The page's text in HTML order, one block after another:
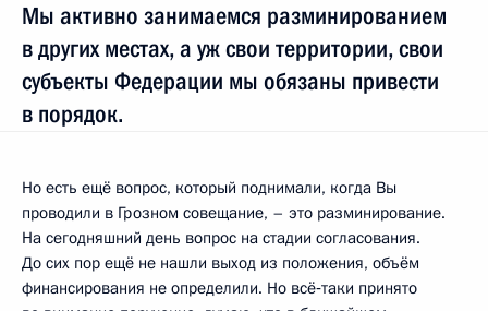
Мы активно занимаемся разминированием
в других местах, а уж свои территории, свои
субъекты Федерации мы обязаны привести
в порядок.
Но есть ещё вопрос, который поднимали, когда Вы
проводили в Грозном совещание, – это разминирование.
На сегодняшний день вопрос на стадии согласования.
До сих пор ещё не нашли выход из положения, объём
финансирования не определили. Но всё‑таки принято